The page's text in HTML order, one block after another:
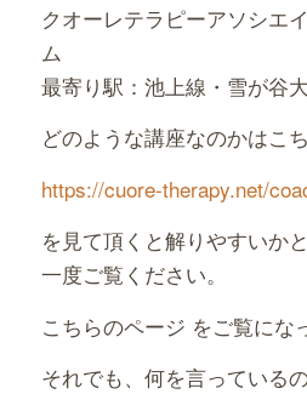
クオーレテラピーアソシエ
ム
最寄り駅：池上線・雪が谷
どのような講座なのかはこ
https://cuore-therapy.net/
を見て頂くと解りやすいか
一度ご覧ください。
こちらのページ をご覧にな
それでも、何を言っている